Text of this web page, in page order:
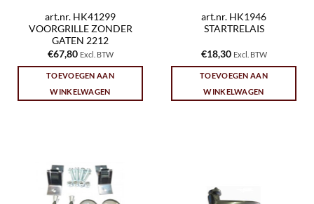
art.nr. HK41299
VOORGRILLE ZONDER
GATEN 2212
€67,80 Excl. BTW
TOEVOEGEN AAN
WINKELWAGEN
art.nr. HK1946
STARTRELAIS
€18,30 Excl. BTW
TOEVOEGEN AAN
WINKELWAGEN